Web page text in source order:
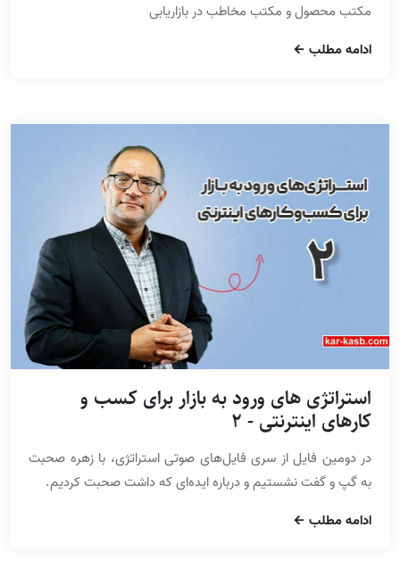
مکتب محصول و مکتب مخاطب در بازاریابی
ادامه مطلب
استراتژی های ورود به بازار برای کسب و
کارهای اینترنتی - 2
در دومین فایل از سری فایل‌های صوتی استراتژی، با زهره صحبت
به گپ و گفت نشستیم و درباره ایده‌ای که داشت صحبت کردیم.
ادامه مطلب